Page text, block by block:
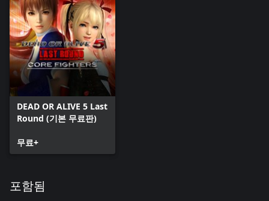
DEAD OR ALIVE 5 Last
Round (기본 무료판)
무료+
포함됨